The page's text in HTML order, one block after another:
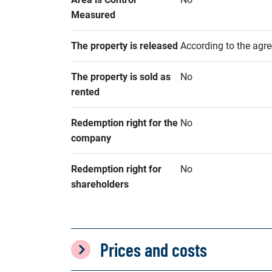
Measured
The property is released According to the
The property is sold as
rented
No
Redemption right for the
company
No
Redemption right for
shareholders
No
Prices and costs